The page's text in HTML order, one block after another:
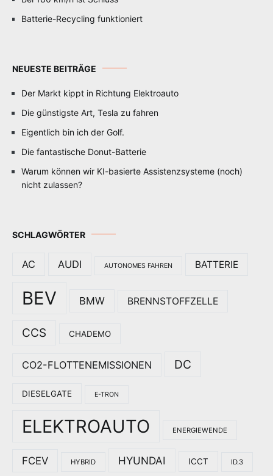
Batterie-Recycling funktioniert
NEUESTE BEITRÄGE
Der Markt kippt in Richtung Elektroauto
Die günstigste Art, Tesla zu fahren
Eigentlich bin ich der Golf.
Die fantastische Donut-Batterie
Warum können wir KI-basierte Assistenzsysteme (noch)
nicht zulassen?
SCHLAGWÖRTER
AC AUDI AUTONOMES FAHREN BATTERIE
BEV BMW BRENNSTOFFZELLE
CCS CHADEMO
CO2-FLOTTENEMISSIONEN DC
DIESELGATE E-TRON
ELEKTROAUTO ENERGIEWENDE
FCEV HYBRID HYUNDAI ICCT ID.3